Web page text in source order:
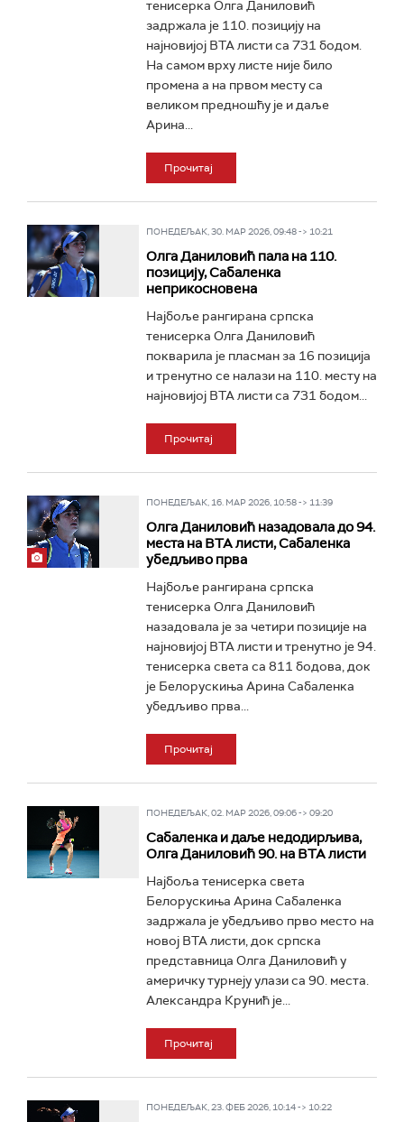
тенисерка Олга Даниловић
задржала је 110. позицију на
најновијој ВТА листи са 731 бодом.
На самом врху листе није било
промена а на првом месту са
великом предношћу је и даље
Арина...
Прочитај
ПОНЕДЕЉАК, 30. МАР 2026, 09:48 -> 10:21
Олга Даниловић пала на 110.
позицију, Сабаленка
неприкосновена
Најбоље рангирана српска
тенисерка Олга Даниловић
покварила је пласман за 16 позиција
и тренутно се налази на 110. месту на
најновијој ВТА листи са 731 бодом...
Прочитај
ПОНЕДЕЉАК, 16. МАР 2026, 10:58 -> 11:39
Олга Даниловић назадовала до 94.
места на ВТА листи, Сабаленка
убедљиво прва
Најбоље рангирана српска
тенисерка Олга Даниловић
назадовала је за четири позиције на
најновијој ВТА листи и тренутно је 94.
тенисерка света са 811 бодова, док
је Белорускиња Арина Сабаленка
убедљиво прва...
Прочитај
ПОНЕДЕЉАК, 02. МАР 2026, 09:06 -> 09:20
Сабаленка и даље недодирљива,
Олга Даниловић 90. на ВТА листи
Најбоља тенисерка света
Белорускиња Арина Сабаленка
задржала је убедљиво прво место на
новој ВТА листи, док српска
представница Олга Даниловић у
америчку турнеју улази са 90. места.
Александра Крунић је...
Прочитај
ПОНЕДЕЉАК, 23. ФЕБ 2026, 10:14 -> 10:22